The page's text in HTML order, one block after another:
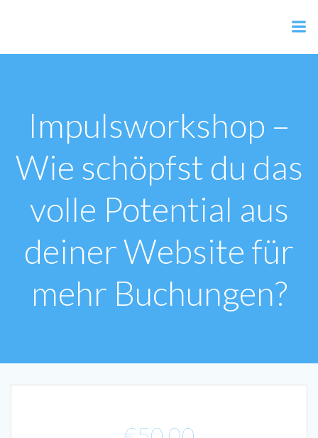
Impulsworkshop –
Wie schöpfst du das
volle Potential aus
deiner Website für
mehr Buchungen?